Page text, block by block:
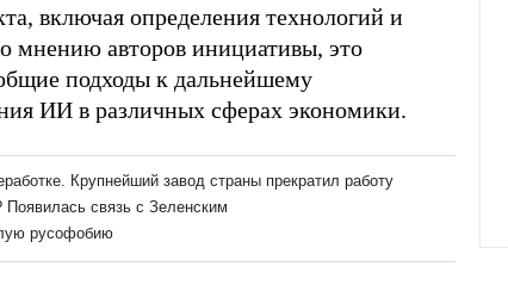
включая определения технологий и
мнению авторов инициативы, это
подходы к дальнейшему
ИИ в различных сферах экономики.